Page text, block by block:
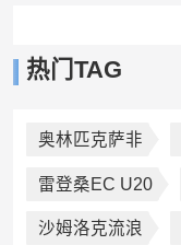
热门TAG
奥林匹克萨非
雷登桑EC U20
沙姆洛克流浪